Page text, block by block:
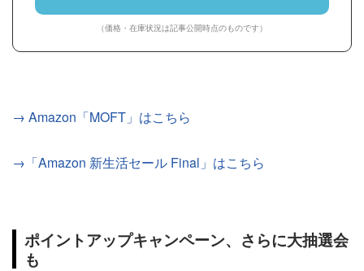
（価格・在庫状況は記事公開時点のものです）
→ Amazon「MOFT」はこちら
→「Amazon 新生活セール Final」はこちら
ポイントアップキャンペーン、さらに大抽選会
も